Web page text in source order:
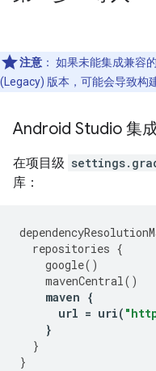
注意 ： 如果未能集成兼容
(Legacy) 版本，可能会导致构
Android Studio 集成
在项目级
库：
repositories {
google()
mavenCentral()
maven {
url = uri(
}
}
}